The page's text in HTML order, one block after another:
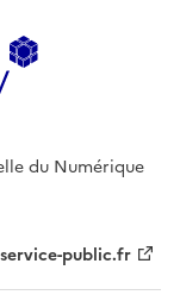
du Numérique
service-public.fr